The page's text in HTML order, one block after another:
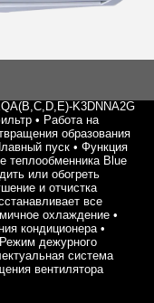
K3DNNA2G
• Работа на
образования
пуск • Функция
теплообменника Blue
или обогреть
и отчистка
все
охлаждение •
кондиционера •
дежурного
система
вентилятора